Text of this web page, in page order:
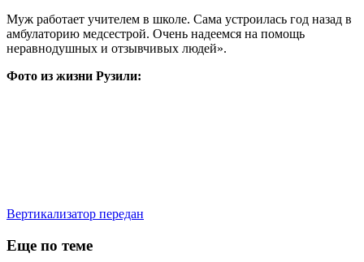
Муж работает учителем в школе. Сама устроилась год назад в
амбулаторию медсестрой. Очень надеемся на помощь
неравнодушных и отзывчивых людей».
Фото из жизни Рузили:
Вертикализатор передан
Еще по теме